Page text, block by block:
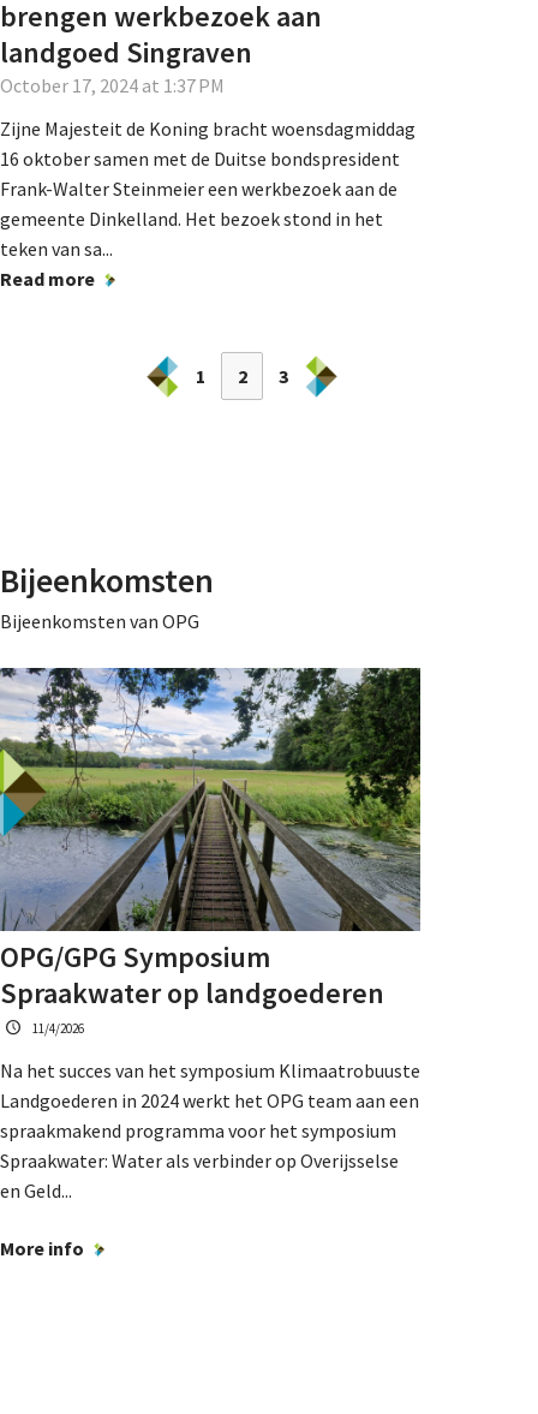
brengen werkbezoek aan
landgoed Singraven
October 17, 2024 at 1:37 PM
Zijne Majesteit de Koning bracht woensdagmiddag
16 oktober samen met de Duitse bondspresident
Frank-Walter Steinmeier een werkbezoek aan de
gemeente Dinkelland. Het bezoek stond in het
teken van sa...
Read more
1 2 3
Bijeenkomsten
Bijeenkomsten van OPG
OPG/GPG Symposium
Spraakwater op landgoederen
11/4/2026
Na het succes van het symposium Klimaatrobuuste
Landgoederen in 2024 werkt het OPG team aan een
spraakmakend programma voor het symposium
Spraakwater: Water als verbinder op Overijsselse
en Geld...
More info